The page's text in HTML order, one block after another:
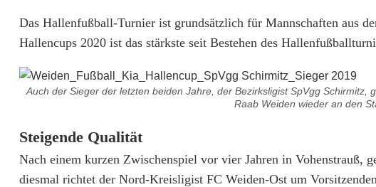
r
k
e
T
e
Das Hallenfußball-Turnier ist grundsätzlich für Mannschaften aus
Hallencups 2020 ist das stärkste seit Bestehen des
Auch der Sieger der letzten beiden Jahre, der Bezirksligist SpVgg
Raab Weiden wieder an den
Steigende Qualität
Nach einem kurzen Zwischenspiel vor vier Jahren in Vohenstrauß,
diesmal richtet der Nord-Kreisligist FC Weiden-Ost um